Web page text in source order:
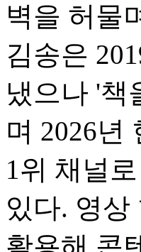
벽을 허물
김송은
냈으나 '책
며 2026년
1위 채널
있다. 영상